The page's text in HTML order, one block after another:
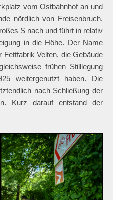
vom Ostbahnhof an und
nördlich von Freisenbruch.
S nach und führt in relativ
in die Höhe. Der Name
Velten, die Gebäude
frühen Stilllegung
weitergenutzt haben. Die
nach Schließung der
Kurz darauf entstand der